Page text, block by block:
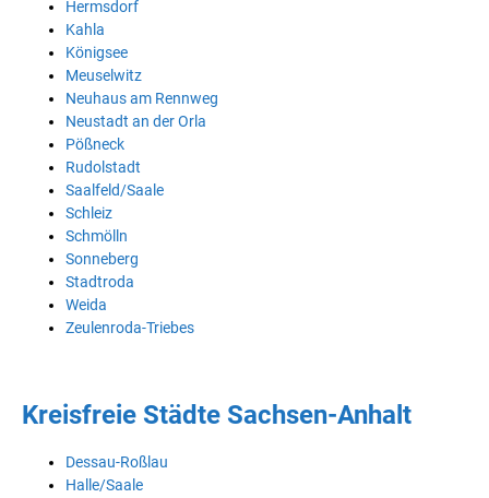
Hermsdorf
Kahla
Königsee
Meuselwitz
Neuhaus am Rennweg
Neustadt an der Orla
Pößneck
Rudolstadt
Saalfeld/Saale
Schleiz
Schmölln
Sonneberg
Stadtroda
Weida
Zeulenroda-Triebes
Kreisfreie Städte Sachsen-Anhalt
Dessau-Roßlau
Halle/Saale